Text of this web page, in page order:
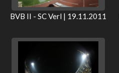
BVB II - SC Verl | 19.11.2011